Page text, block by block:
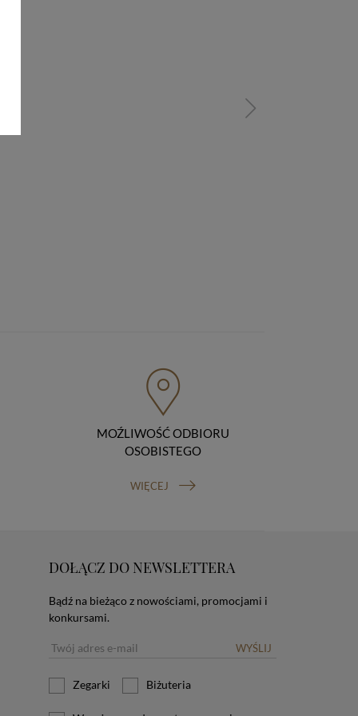
MOŹLIWOŚĆ ODBIORU
OSOBISTEGO
WIĘCEJ
DOŁĄCZ DO NEWSLETTERA
Bądź na bieżąco z nowościami, promocjami i
konkursami.
WYŚLIJ
Zegarki Biżuteria